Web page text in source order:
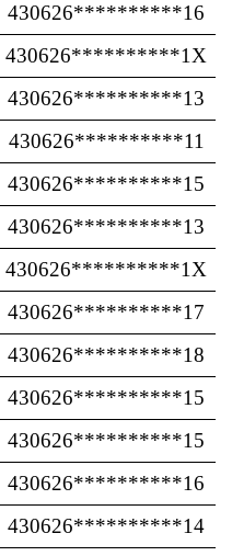
430626**********16
430626**********1X
430626**********13
430626**********11
430626**********15
430626**********13
430626**********1X
430626**********17
430626**********18
430626**********15
430626**********15
430626**********16
430626**********14